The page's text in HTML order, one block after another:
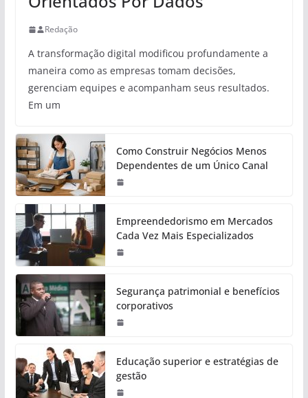
Redação
A transformação digital modificou profundamente a
maneira como as empresas tomam decisões,
gerenciam equipes e acompanham seus resultados.
Em um
Como Construir Negócios Menos
Dependentes de um Único Canal
Empreendedorismo em Mercados
Cada Vez Mais Especializados
Segurança patrimonial e benefícios
corporativos
Educação superior e estratégias de
gestão